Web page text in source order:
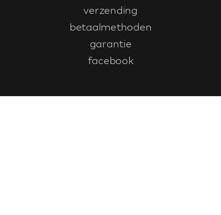
verzending
betaalmethoden
garantie
facebook
Klantenservice